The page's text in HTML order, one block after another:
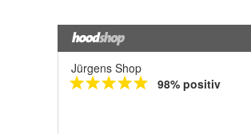
Jürgens Shop
98% positiv